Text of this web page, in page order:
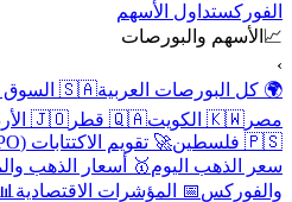
الفوركستداول الأسهم
📈 الأسهم والبورصات
›
🌍 كل البورصات العربية🇸🇦 السوق السعودية
مصر 🇰🇼 الكويت 🇶🇦 قطر 🇯🇴 الأردن
🇵🇸 فلسطين
🚀 تقويم الاكتتابات (IPO)
سعر الذهب اليوم🥇 أسعار الذهب
والفوركس📅 المؤشرات الاقتصادية